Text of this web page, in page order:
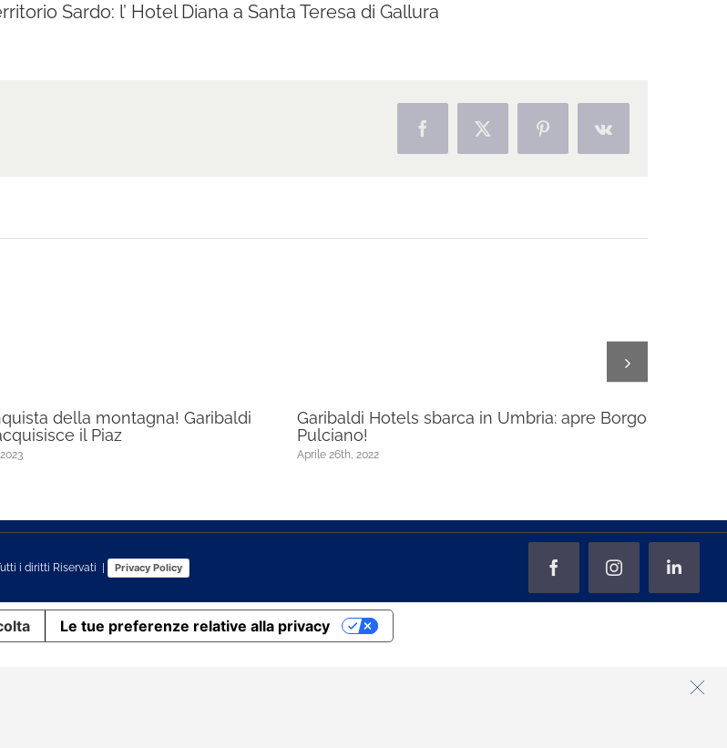
Sardo: l’ Hotel Diana a Santa Teresa di Gallura
FacebookX PinterestVk
della montagna! Garibaldi
il Piaz
Garibaldi Hotels sbarca in Umbria: apre Borgo
Pulciano!
Aprile 26th, 2022
i diritti Riservati | Privacy Policy FacebookInstagram
Le tue preferenze relative alla privacy